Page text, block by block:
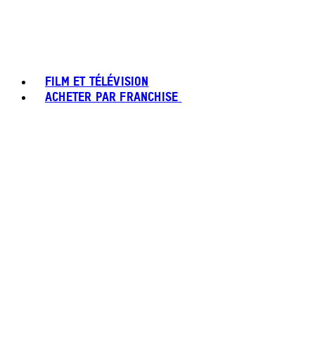
FILM ET TÉLÉVISION
ACHETER PAR FRANCHISE